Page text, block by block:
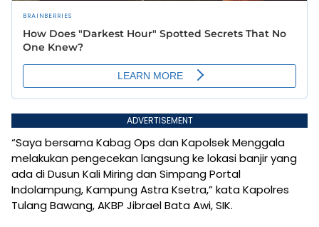
ADVERTISEMENT
“Saya bersama Kabag Ops dan Kapolsek Menggala
melakukan pengecekan langsung ke lokasi banjir yang
ada di Dusun Kali Miring dan Simpang Portal
Indolampung, Kampung Astra Ksetra,” kata Kapolres
Tulang Bawang, AKBP Jibrael Bata Awi, SIK.